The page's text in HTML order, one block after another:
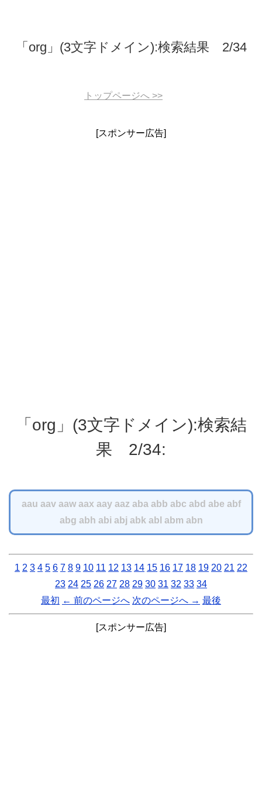
「org」(3文字ドメイン):検索結果 2/34
トップページへ >>
[スポンサー広告]
「org」(3文字ドメイン):検索結
果 2/34:
aau aav aaw aax aay aaz aba abb abc abd abe abf
abg abh abi abj abk abl abm abn
1 2 3 4 5 6 7 8 9 10 11 12 13 14 15 16 17 18 19 20 21 22
23 24 25 26 27 28 29 30 31 32 33 34
最初 ← 前のページへ 次のページへ → 最後
[スポンサー広告]